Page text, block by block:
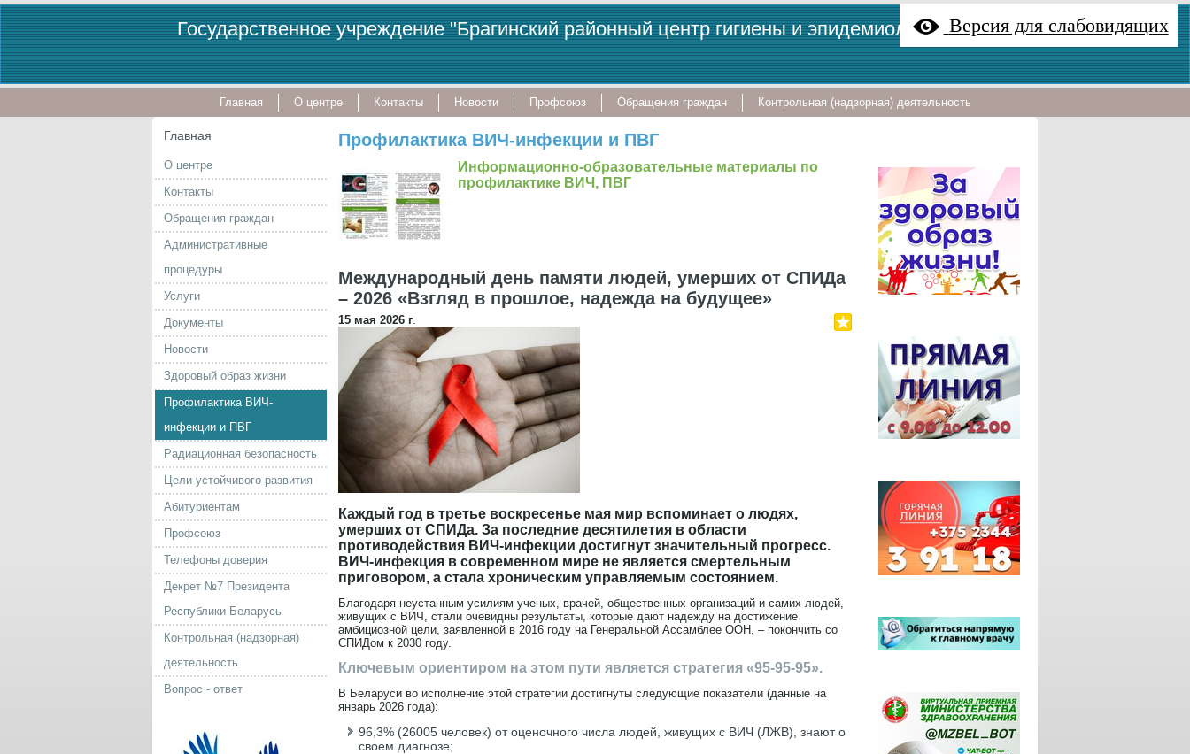
Версия для слабовидящих
Государственное учреждение "Брагинский районный центр гигиены и эпидемиологии"
Главная О центре Контакты Новости Профсоюз Обращения граждан Контрольная (надзорная) деятельность
Главная
О центре
Контакты
Обращения граждан
Административные
процедуры
Услуги
Документы
Новости
Здоровый образ жизни
Профилактика ВИЧ-
инфекции и ПВГ
Радиационная безопасность
Цели устойчивого развития
Абитуриентам
Профсоюз
Телефоны доверия
Декрет №7 Президента
Республики Беларусь
Контрольная (надзорная)
деятельность
Вопрос - ответ
Профилактика ВИЧ-инфекции и ПВГ
Информационно-образовательные материалы по
профилактике ВИЧ, ПВГ
Международный день памяти людей, умерших от СПИДа
– 2026 «Взгляд в прошлое, надежда на будущее»
15 мая 2026 г.
Каждый год в третье воскресенье мая мир вспоминает о людях,
умерших от СПИДа. За последние десятилетия в области
противодействия ВИЧ-инфекции достигнут значительный прогресс.
ВИЧ-инфекция в современном мире не является смертельным
приговором, а стала хроническим управляемым состоянием.
Благодаря неустанным усилиям ученых, врачей, общественных организаций и самих людей,
живущих с ВИЧ, стали очевидны результаты, которые дают надежду на достижение
амбициозной цели, заявленной в 2016 году на Генеральной Ассамблее ООН, – покончить со
СПИДом к 2030 году.
Ключевым ориентиром на этом пути является стратегия «95-95-95».
В Беларуси во исполнение этой стратегии достигнуты следующие показатели (данные на
январь 2026 года):
96,3% (26005 человек) от оценочного числа людей, живущих с ВИЧ (ЛЖВ), знают о
своем диагнозе;